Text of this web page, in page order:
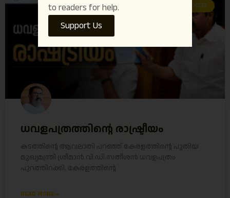
ARTICLES
ധവളപത്രത്തിന്റെ രാഷ്ട്രീയം
കടത്തിന്റെ ആവലാതി പറഞ്ഞ് കേരളത്തിന്റെ പുതിയ
മുഖ്യമന്ത്രി ശ്രീമാൻ.വി.ഡി.സതീശൻ ധവളപത്രം
പുറത്തിറക്കി. കേരളത്തിന്റെ
READ MORE »
to readers for help.
Support Us